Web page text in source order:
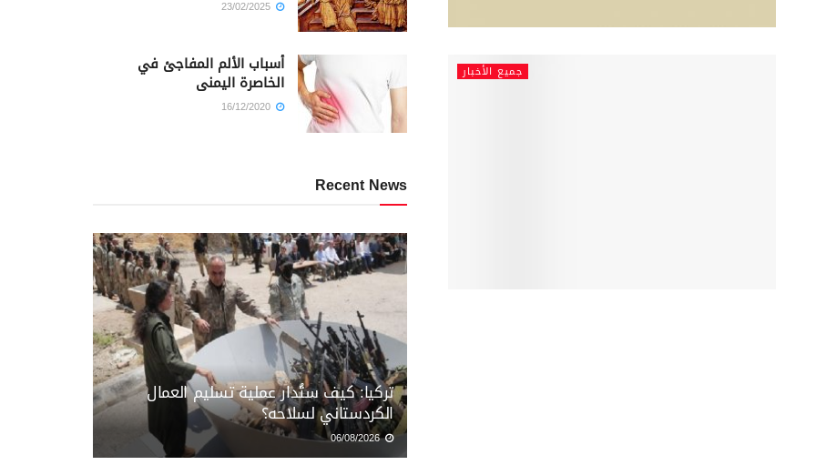
جميع الأخبار أسباب الألم المفاجئ في
الخاصرة اليمنى
Recent News
تركيا: كيف ستُدار عملية تسليم العمال
الكردستاني لسلاحه؟
06/08/2026